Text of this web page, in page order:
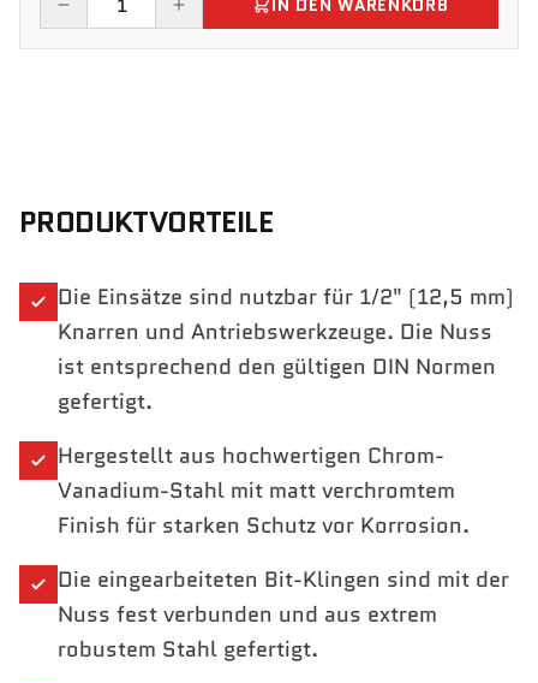
IN DEN WARENKORB
PRODUKTVORTEILE
Die Einsätze sind nutzbar für 1/2" (12,5 mm)
Knarren und Antriebswerkzeuge. Die Nuss
ist entsprechend den gültigen DIN Normen
gefertigt.
Hergestellt aus hochwertigen Chrom-
Vanadium-Stahl mit matt verchromtem
Finish für starken Schutz vor Korrosion.
Die eingearbeiteten Bit-Klingen sind mit der
Nuss fest verbunden und aus extrem
robustem Stahl gefertigt.